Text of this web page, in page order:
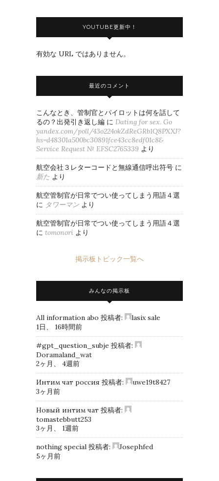
YOUTUBE更新中！
有効な URL ではありません。
最近のコメント
こんなとき、管制官とパイロットは何を話して
るの？出発引き返し編 に Dating for sex. Go
yandex.com/poll/43o224okZdReGRb1Q8PXXJ?
hs=d48301a500bc30891fce43cc8edf01c8&
Service Request № EFSC2765339 より
航空会社３レターコードと無線通信呼出符号 に
新た より
航空管制官が日常でつい使ってしまう用語４選
に タワーマン より
航空管制官が日常でつい使ってしまう用語４選
に tomonori より
掲示板トピック一覧へ
みんなの掲示板
All information abo 投稿者:
lasix sale
1日、 16時間前
#gpt_question_subje 投稿者:
Doramaland_wat
2ヶ月、 4週前
Интим чат россия 投稿者:
uwe19t8427
3ヶ月前
Новый интим чат 投稿者:
tomastebbutt253
3ヶ月、 1週前
nothing special 投稿者:
Josephfed
5ヶ月前